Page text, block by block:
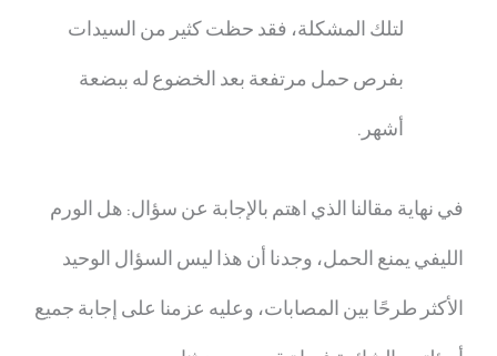
لتلك المشكلة، فقد حظت كثير من السيدات
بفرص حمل مرتفعة بعد الخضوع له ببضعة
أشهر.
في نهاية مقالنا الذي اهتم بالإجابة عن سؤال: هل الورم
الليفي يمنع الحمل، وجدنا أن هذا ليس السؤال الوحيد
الأكثر طرحًا بين المصابات، وعليه عزمنا على إجابة جميع